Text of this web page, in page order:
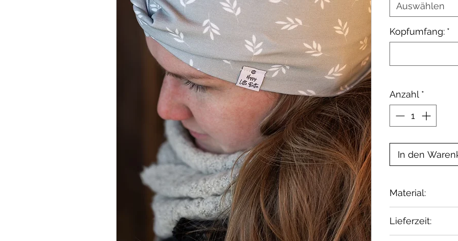
Auswählen
Kopfumfang: *
Anzahl *
In den
Material:
French Terry:
Lieferzeit: